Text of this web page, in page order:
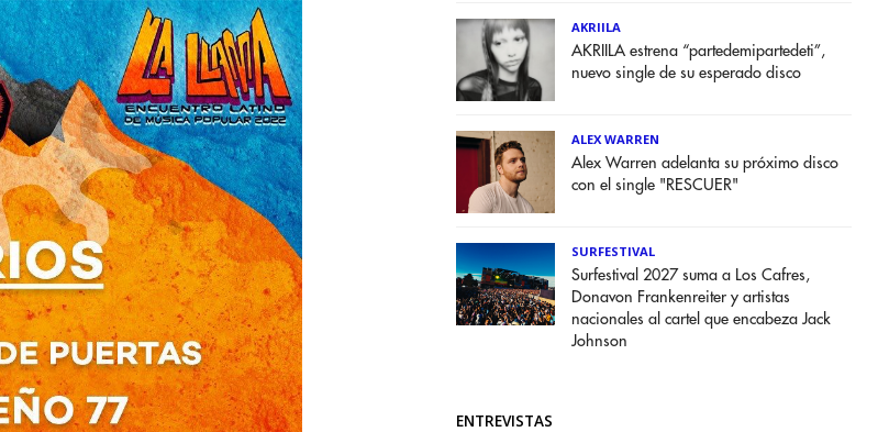
AKRIILA
AKRIILA estrena “partedemipartedeti”,
nuevo single de su esperado disco
ALEX WARREN
Alex Warren adelanta su próximo disco
con el single "RESCUER"
SURFESTIVAL
Surfestival 2027 suma a Los Cafres,
Donavon Frankenreiter y artistas
nacionales al cartel que encabeza Jack
Johnson
ENTREVISTAS